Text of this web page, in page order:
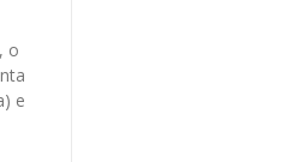
o
e